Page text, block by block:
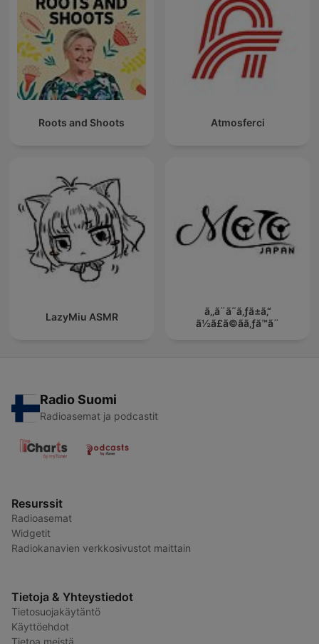
Roots and Shoots Atmosferci
LazyMiu ASMR
ã‚‚ã¨ã˜ã‚ƒã±ã‚“
ã½ã£ã©ãã‚ƒã™ã¨
Radio Suomi
Radioasemat ja podcastit
Resurssit
Radioasemat
Widgetit
Radiokanavien verkkosivustot maittain
Tietoja & Yhteystiedot
Tietosuojakäytäntö
Käyttöehdot